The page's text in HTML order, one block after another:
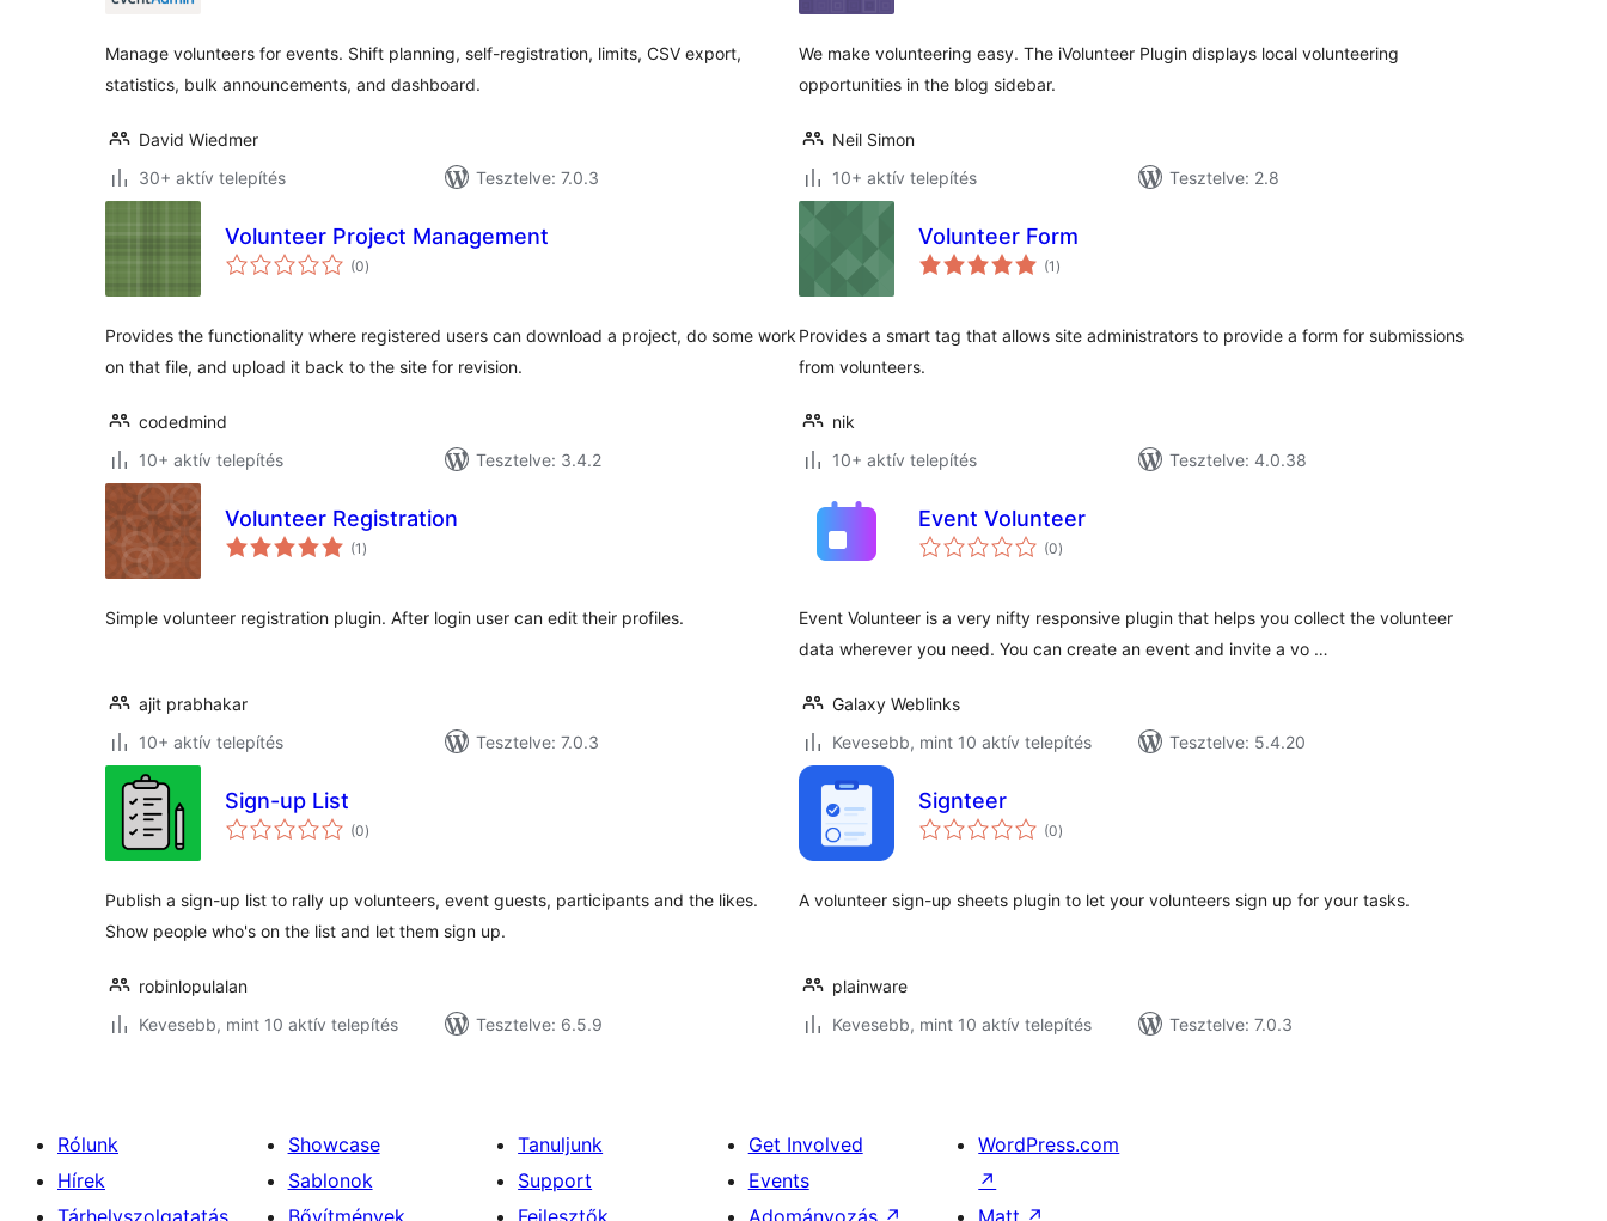
Manage volunteers for events. Shift planning, self-registration, limits, CSV export,
statistics, bulk announcements, and dashboard.
David Wiedmer
30+ aktív telepítés
Tesztelve: 7.0.3
We make volunteering easy. The iVolunteer Plugin displays local volunteering
opportunities in the blog sidebar.
Neil Simon
10+ aktív telepítés
Tesztelve: 2.8
Volunteer Project Management
(0értékelés
összesen
)
Provides the functionality where registered users can download a project, do some work
on that file, and upload it back to the site for revision.
codedmind
10+ aktív telepítés
Tesztelve: 3.4.2
Volunteer Form
(1 értékelés
összesen
)
Provides a smart tag that allows site administrators to provide a form for submissions
from volunteers.
nik
10+ aktív telepítés
Tesztelve: 4.0.38
Volunteer Registration
(1 értékelés
összesen
)
Simple volunteer registration plugin. After login user can edit their profiles.
ajit prabhakar
10+ aktív telepítés
Tesztelve: 7.0.3
Event Volunteer
(0értékelés
összesen
)
Event Volunteer is a very nifty responsive plugin that helps you collect the volunteer
data wherever you need. You can create an event and invite a vo …
Galaxy Weblinks
Kevesebb, mint 10 aktív telepítés
Tesztelve: 5.4.20
Sign-up List
(0értékelés
összesen
)
Publish a sign-up list to rally up volunteers, event guests, participants and the likes.
Show people who's on the list and let them sign up.
robinlopulalan
Kevesebb, mint 10 aktív telepítés
Tesztelve: 6.5.9
Signteer
(0értékelés
összesen
)
A volunteer sign-up sheets plugin to let your volunteers sign up for your tasks.
plainware
Kevesebb, mint 10 aktív telepítés
Tesztelve: 7.0.3
Rólunk
Hírek
Tárhelyszolgatatás
Showcase
Sablonok
Bővítmények
Tanuljunk
Support
Fejlesztők
Get Involved
Events
Adományozás ↗
WordPress.com
↗
Matt ↗